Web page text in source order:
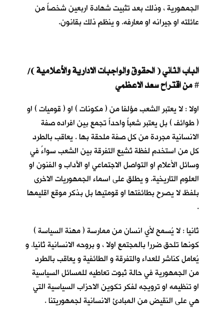
الجمهورية ، وذلك بعد تثبيت شهادة اربعين شخصاً من
عائلته او جيرانه او معارفه. و ينظم ذلك بقانون.
الباب الثاني ( الحقوق والواجبات الادارية والأعلامية )/
#
اولا : لا يعتبر الشعب مؤلفا من ( مكونات ) او ( قوميات ) او
( طوائف ) بل يعتبر شعباً واحداً تجمع بين افراده صفة
الانسانية مجردة من كل صفة ملحقة بها . يعاقب بالطرد
كل من استخدم لفظة تُشيع التفرقة بين الشعب سواءً في
وسائل الأعلام او التواصل الاجتماعي او الآداب و الفنون او
العلوم التاريخية. و يطلق على اسماء الجمهوريات الاخرى
بلفظ لا يصرح بطائفتها او قومتيها بل بذكر موقع اقليمها
.
ثانيا : لا يُسمح لأي انسان من ممارسة ( مهنة السياسة )
كونها تلحق ضررا بالمجتمع اولا ، و بروحه الانسانية ثانيا. و
يُعامل كناشر للعداء والتفرقة و الطائفية و يعاقب بالطرد
من الجمهورية في حالة ثبوت تعاطيه للمسائل السياسية
او تنظيمه او ترويجه لفكر تكوين الاحزاب السياسية التي
هي على النقيض من المبادئ الانسانية لجمهوريتنا .